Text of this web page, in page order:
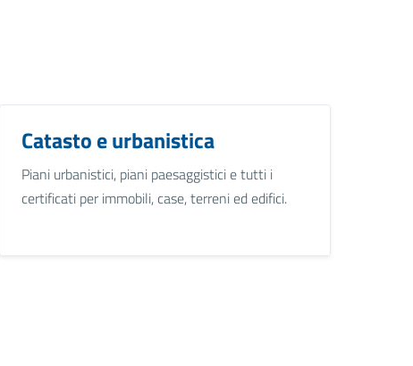
Catasto e urbanistica
Piani urbanistici, piani paesaggistici e tutti i
certificati per immobili, case, terreni ed edifici.